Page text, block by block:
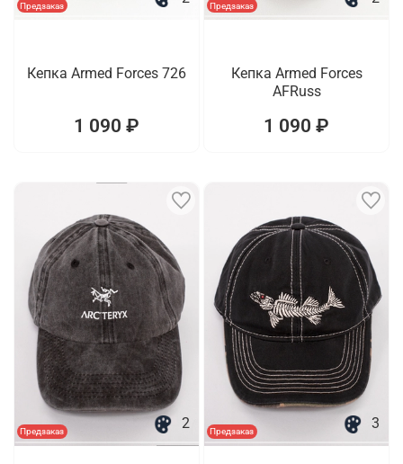
Предзаказ
Кепка Armed Forces 726
1 090 ₽
Предзаказ
Кепка Armed Forces
AFRuss
1 090 ₽
Предзаказ 2 Предзаказ 3